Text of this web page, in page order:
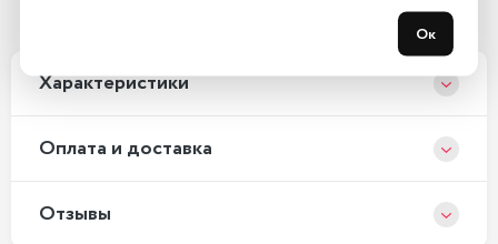
Xарактеристики
Оплата и доставка
Отзывы
Ок